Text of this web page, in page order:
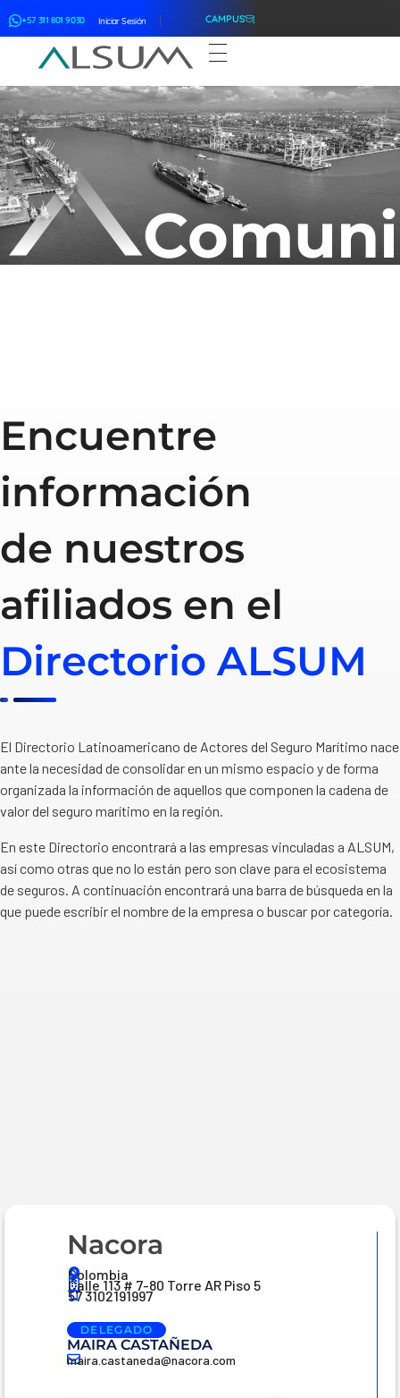
+57 311 801 9030 Iniciar Sesión CAMPUS
ALSUM
Encuentre
información
de nuestros
afiliados en el
Directorio ALSUM
El Directorio Latinoamericano de Actores del Seguro Marítimo nace
ante la necesidad de consolidar en un mismo espacio y de forma
organizada la información de aquellos que componen la cadena de
valor del seguro marítimo en la región.
En este Directorio encontrará a las empresas vinculadas a ALSUM,
así como otras que no lo están pero son clave para el ecosistema
de seguros. A continuación encontrará una barra de búsqueda en la
que puede escribir el nombre de la empresa o buscar por categoría.
Nacora
Colombia
Calle 113 # 7-80 Torre AR Piso 5
57 3102191997
DELEGADO
MAIRA CASTAÑEDA
maira.castaneda@nacora.com